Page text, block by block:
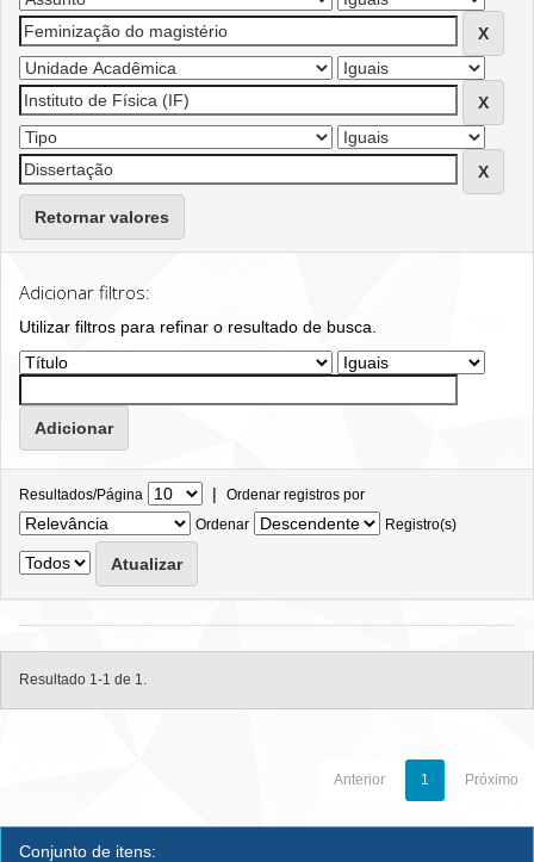
Retornar valores
Adicionar filtros:
Utilizar filtros para refinar o resultado de busca.
Resultados/Página | Ordenar registros por
Ordenar
Registro(s)
Resultado 1-1 de 1.
Anterior 1 Próximo
Conjunto de itens: